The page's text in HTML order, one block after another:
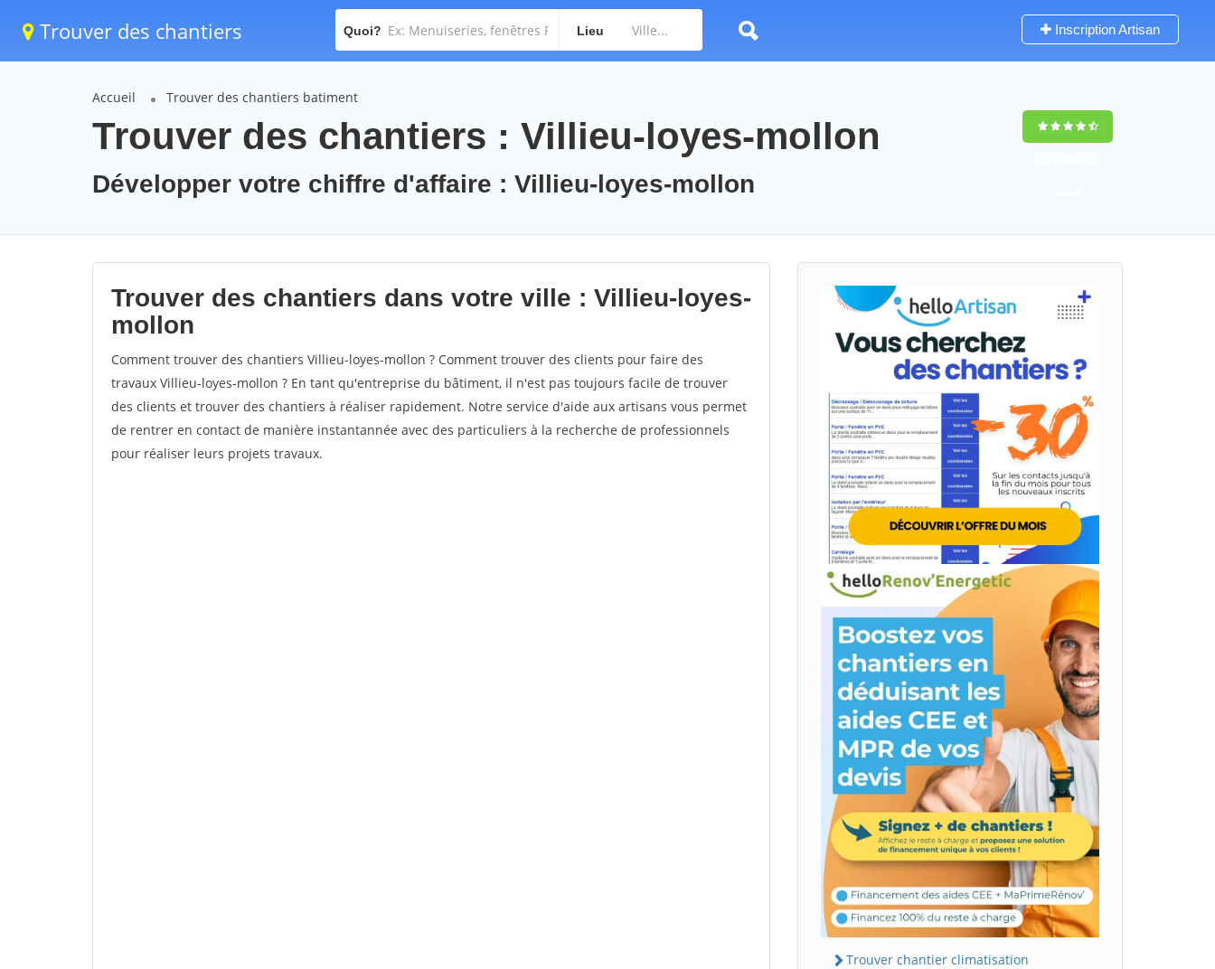
Trouver des chantiers Quoi? Lieu Inscription Artisan
Accueil Trouver des chantiers batiment
Trouver des chantiers : Villieu-loyes-mollon
Développer votre chiffre d'affaire : Villieu-loyes-mollon
Trouver des chantiers dans votre ville : Villieu-loyes-
mollon
Comment trouver des chantiers Villieu-loyes-mollon ? Comment trouver des clients pour faire des
travaux Villieu-loyes-mollon ? En tant qu'entreprise du bâtiment, il n'est pas toujours facile de trouver
des clients et trouver des chantiers à réaliser rapidement. Notre service d'aide aux artisans vous permet
de rentrer en contact de manière instantannée avec des particuliers à la recherche de professionnels
pour réaliser leurs projets travaux.
Trouver chantier climatisation